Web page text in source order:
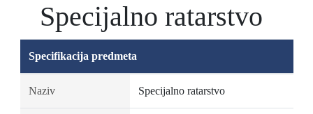
Specijalno ratarstvo
Specifikacija predmeta
Naziv Specijalno ratarstvo